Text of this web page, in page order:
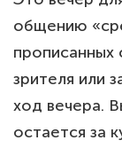
общению
прописанных
зрителя или
ход вечера.
остается за